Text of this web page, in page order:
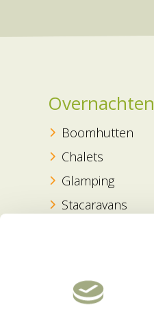
Overnachten
Boomhutten
Chalets
Glamping
Stacaravans